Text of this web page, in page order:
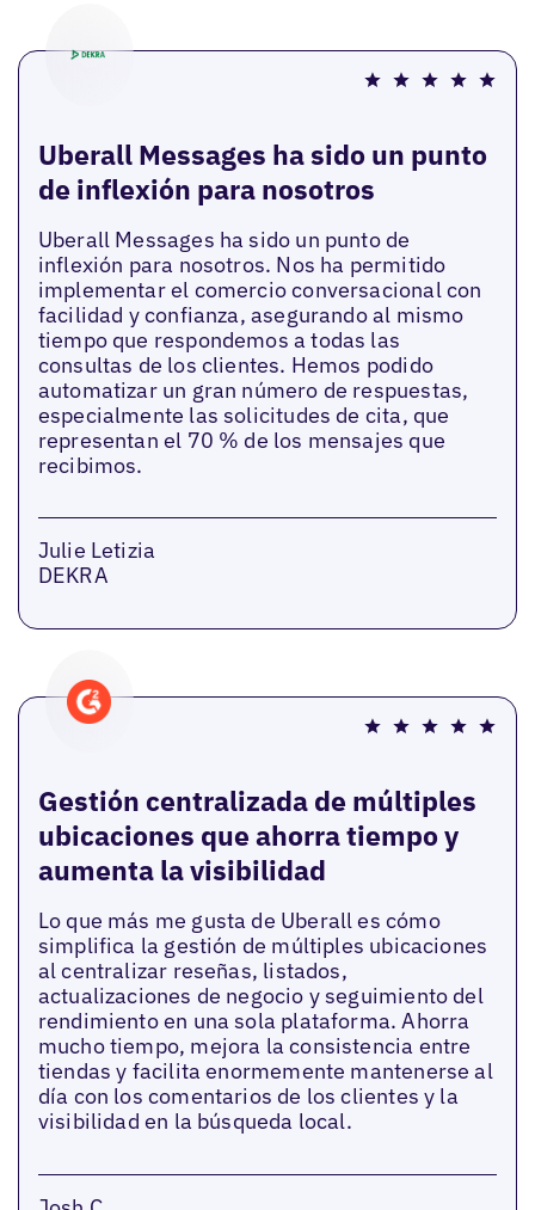
Uberall Messages ha sido un punto
de inflexión para nosotros
Uberall Messages ha sido un punto de
inflexión para nosotros. Nos ha permitido
implementar el comercio conversacional con
facilidad y confianza, asegurando al mismo
tiempo que respondemos a todas las
consultas de los clientes. Hemos podido
automatizar un gran número de respuestas,
especialmente las solicitudes de cita, que
representan el 70 % de los mensajes que
recibimos.
Julie Letizia
DEKRA
Gestión centralizada de múltiples
ubicaciones que ahorra tiempo y
aumenta la visibilidad
Lo que más me gusta de Uberall es cómo
simplifica la gestión de múltiples ubicaciones
al centralizar reseñas, listados,
actualizaciones de negocio y seguimiento del
rendimiento en una sola plataforma. Ahorra
mucho tiempo, mejora la consistencia entre
tiendas y facilita enormemente mantenerse al
día con los comentarios de los clientes y la
visibilidad en la búsqueda local.